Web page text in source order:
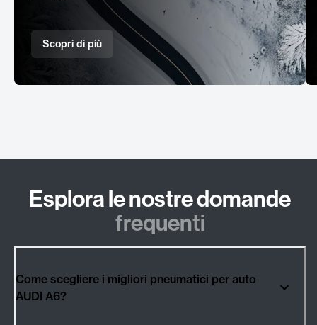
Scopri di più
Esplora le nostre domande
frequenti
Come scegliere i migliori pneumatici per auto
AUDI A6?